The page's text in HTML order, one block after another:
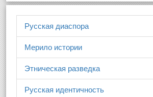
Русская диаспора
Мерило истории
Этническая разведка
Русская идентичность